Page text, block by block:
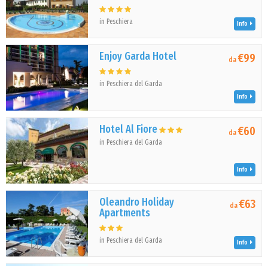
in Peschiera Info
Enjoy Garda Hotel
in Peschiera del Garda
da€99
Info
Hotel Al Fiore
in Peschiera del Garda
da€60
Info
Oleandro Holiday
Apartments
in Peschiera del Garda
da€63
Info